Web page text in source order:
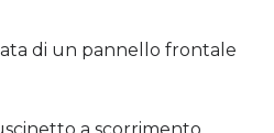
di un pannello frontale